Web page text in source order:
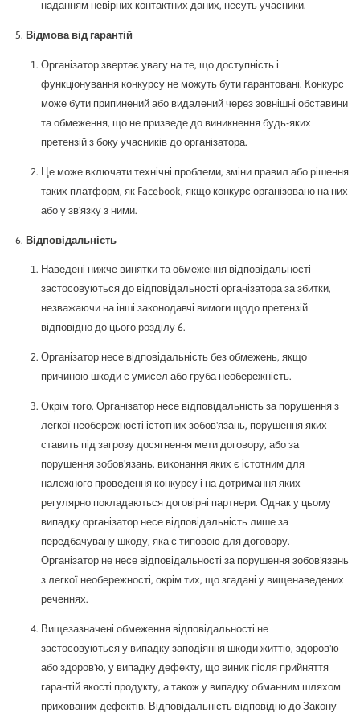
наданням невірних контактних даних, несуть учасники.
Відмова від гарантій
Організатор звертає увагу на те, що доступність і
функціонування конкурсу не можуть бути гарантовані. Конкурс
може бути припинений або видалений через зовнішні обставини
та обмеження, що не призведе до виникнення будь-яких
претензій з боку учасників до організатора.
Це може включати технічні проблеми, зміни правил або рішення
таких платформ, як Facebook, якщо конкурс організовано на них
або у зв'язку з ними.
Відповідальність
Наведені нижче винятки та обмеження відповідальності
застосовуються до відповідальності організатора за збитки,
незважаючи на інші законодавчі вимоги щодо претензій
відповідно до цього розділу 6.
Організатор несе відповідальність без обмежень, якщо
причиною шкоди є умисел або груба необережність.
Окрім того, Організатор несе відповідальність за порушення з
легкої необережності істотних зобов'язань, порушення яких
ставить під загрозу досягнення мети договору, або за
порушення зобов'язань, виконання яких є істотним для
належного проведення конкурсу і на дотримання яких
регулярно покладаються договірні партнери. Однак у цьому
випадку організатор несе відповідальність лише за
передбачувану шкоду, яка є типовою для договору.
Організатор не несе відповідальності за порушення зобов'язань
з легкої необережності, окрім тих, що згадані у вищенаведених
реченнях.
Вищезазначені обмеження відповідальності не
застосовуються у випадку заподіяння шкоди життю, здоров'ю
або здоров'ю, у випадку дефекту, що виник після прийняття
гарантій якості продукту, а також у випадку обманним шляхом
прихованих дефектів. Відповідальність відповідно до Закону